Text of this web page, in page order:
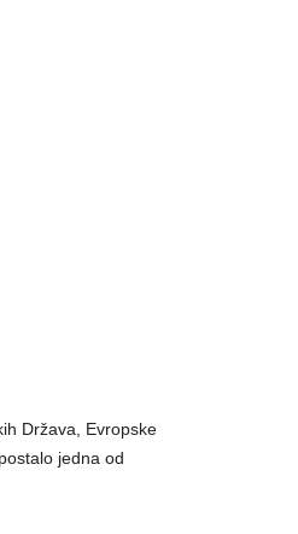
Država, Evropske
jedna od